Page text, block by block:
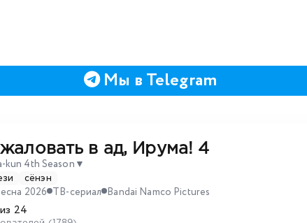
Мы в Telegram
в ад, Ирума! 4
kun 4th Season▼
сёнэн
2026 ТВ-сериал Bandai Namco Pictures
24